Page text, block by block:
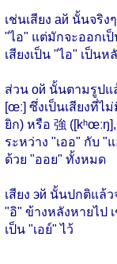
เช่นเสียง ай นั้นจริ
"ไอ" แต่มักจะออกเ
เสียงเป็น "ไอ" เป็น
ส่วน ой นั้นตามรูปแ
[œː] ซึ่งเป็นเสียงที่ไ
ยิก) หรือ 強
ระหว่าง "เออ" กับ "
ด้วย "ออย" ทั้งหมด
เสียง эй นั้นปกติแล้ว
"อิ" ข้างหลังหายไป
เป็น "เอย์" ไว้